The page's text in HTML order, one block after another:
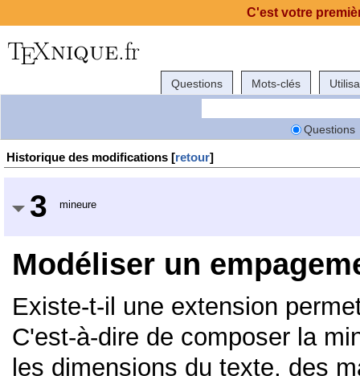
Questions Mots-clés
Questions
Historique des modifications [retour]
3 mineure
Modéliser un
Existe-t-il une extension
C'est-à-dire de composer la
les dimensions du texte, des
C'est votre